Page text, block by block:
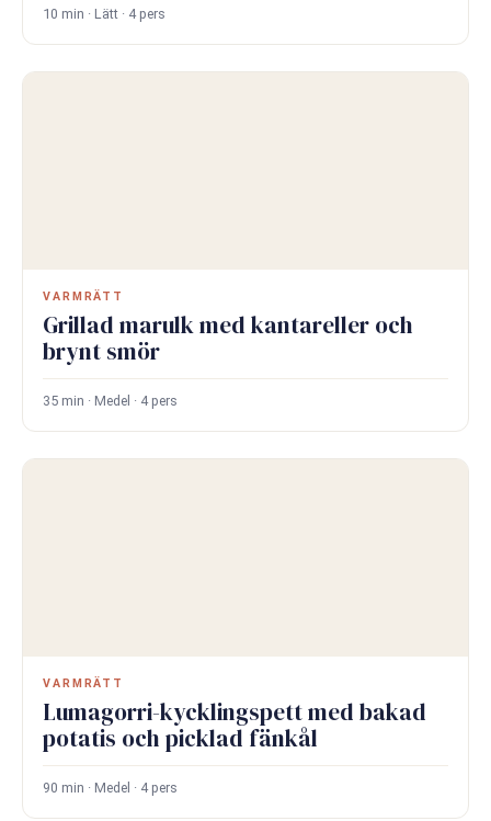
10 min · Lätt · 4 pers
VARMRÄTT
Grillad marulk med kantareller och
brynt smör
35 min · Medel · 4 pers
VARMRÄTT
Lumagorri-kycklingspett med bakad
potatis och picklad fänkål
90 min · Medel · 4 pers